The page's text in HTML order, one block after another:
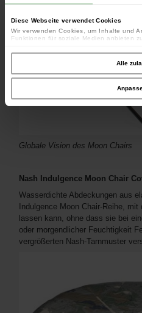
Diese Webseite verwendet Cookies
Wir verwenden Cookies, um Inhalte und
Funktionen für soziale Medien anbieten
unserer Website an unsere Partner für
weiter. Unsere Partner führen diese
Daten zusammen, die Sie ihnen
Ihrer Nutzung der Dienste gesammelt
Alle
Globale Vision des Moon Chairs
Nash Indulgence Moon Chair
Wasserdichte Abdeckungen aus
Indulgence Moon Chair-Reihe,
lassen kann, ohne dass sie bei
oder morgendlicher Feuchtigkeit
vergrößerten Nash-Tarnmuster